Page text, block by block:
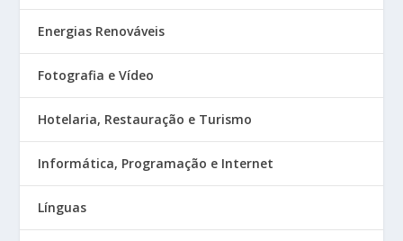
Energias Renováveis
Fotografia e Vídeo
Hotelaria, Restauração e Turismo
Informática, Programação e Internet
Línguas